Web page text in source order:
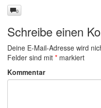
0
Schreibe einen
Deine E-Mail-Adresse wird
Felder sind mit * markiert
Kommentar